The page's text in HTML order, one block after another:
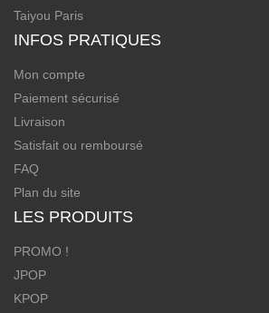
Taiyou Paris
INFOS PRATIQUES
Mon compte
Paiement sécurisé
Livraison
Satisfait ou remboursé
FAQ
Plan du site
LES PRODUITS
PROMO !
JPOP
KPOP